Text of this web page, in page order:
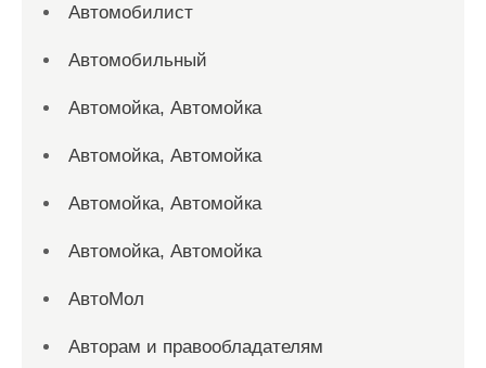
Автомобилист
Автомобильный
Автомойка, Автомойка
Автомойка, Автомойка
Автомойка, Автомойка
Автомойка, Автомойка
АвтоМол
Авторам и правообладателям